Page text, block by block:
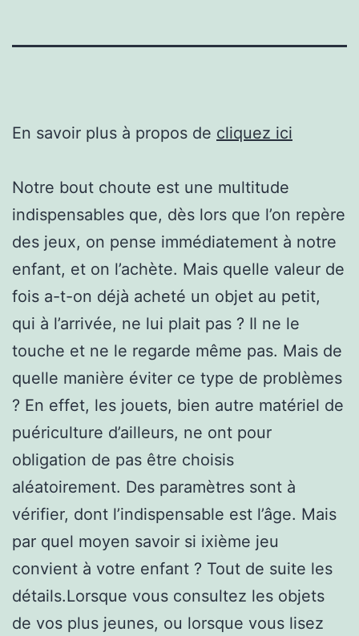
En savoir plus à propos de cliquez ici
Notre bout choute est une multitude
indispensables que, dès lors que l’on repère
des jeux, on pense immédiatement à notre
enfant, et on l’achète. Mais quelle valeur de
fois a-t-on déjà acheté un objet au petit,
qui à l’arrivée, ne lui plait pas ? Il ne le
touche et ne le regarde même pas. Mais de
quelle manière éviter ce type de problèmes
? En effet, les jouets, bien autre matériel de
puériculture d’ailleurs, ne ont pour
obligation de pas être choisis
aléatoirement. Des paramètres sont à
vérifier, dont l’indispensable est l’âge. Mais
par quel moyen savoir si ixième jeu
convient à votre enfant ? Tout de suite les
détails.Lorsque vous consultez les objets
de vos plus jeunes, ou lorsque vous lisez